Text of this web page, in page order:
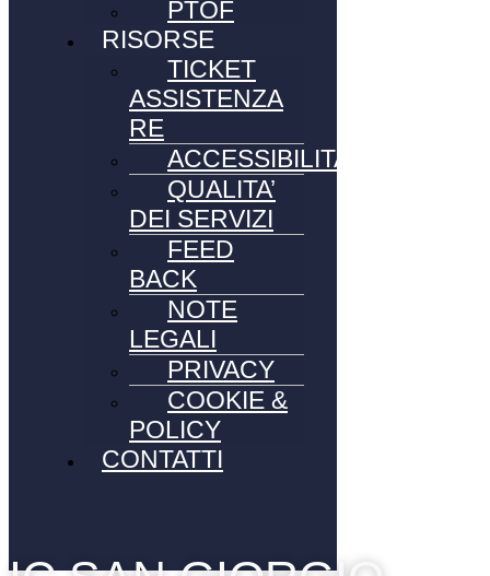
PTOF
RISORSE
TICKET
ASSISTENZA
RE
ACCESSIBILITA’
QUALITA’
DEI SERVIZI
FEED
BACK
NOTE
LEGALI
PRIVACY
COOKIE &
POLICY
CONTATTI